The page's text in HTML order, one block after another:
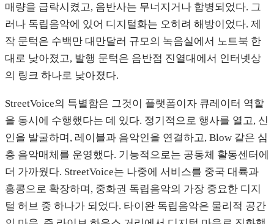
매량을 급락시켰고, 음반사는 무너지거나 합병되었다. 그
러나 독립음악에 있어 디지털화는 오히려 해방이었다. 제
작 문턱은 수백만 대만달러 규모의 녹음실에서 노트북 한
대로 낮아졌고, 발행 문턱은 음반점 진열대에서 인터넷상
의 링크 하나로 낮아졌다.
StreetVoice의 특별함은 그것이 플랫폼이자 큐레이터 역할
을 동시에 수행했다는 데 있다. 정기적으로 행사를 열고, 신
인을 발굴하며, 레이블과 음악인을 연결하고, Blow 같은 심
층 음악매체를 운영했다. 기능적으로는 공동체 활동센터에
더 가까웠다. StreetVoice는 나중에 서비스를 중국 대륙과
홍콩으로 확장하며, 중화권 독립음악의 가장 중요한 디지
털 허브 중 하나가 되었다. 타이완 독립음악은 물리적 공간